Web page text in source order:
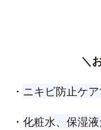
＼
・ ニキビ防止ケ
・ 化粧水、保湿